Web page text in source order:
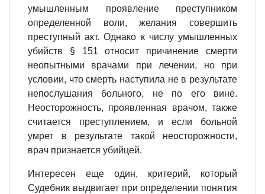
умышленным проявление преступником
определенной воли, желания совершить
преступный акт. Однако к числу умышленных
убийств § 151 относит причинение смерти
неопытными врачами при лечении, но при
условии, что смерть наступила не в результате
непослушания больного, не по его вине.
Неосторожность, проявленная врачом, также
считается преступлением, и если больной
умрет в результате такой неосторожности,
врач признается убийцей.
Интересен еще один, критерий, который
Судебник выдвигает при определении понятия